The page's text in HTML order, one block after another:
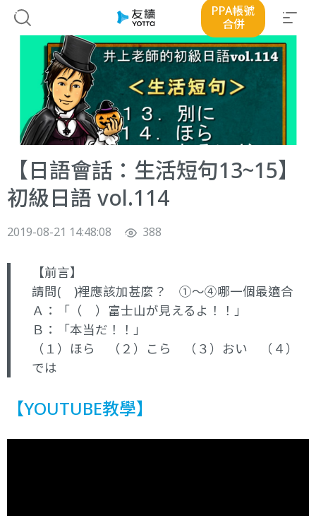
PPA帳號
合併
【日語會話：生活短句13~15】
初級日語 vol.114
2019-08-21 14:48:08 388
【前言】
請問( )裡應該加甚麼？ ①～④哪一個最適合
Ａ：「（ ）富士山が見えるよ！！」
Ｂ：「本当だ！！」
（１）ほら （２）こら （３）おい （４）
では
【YOUTUBE教學】